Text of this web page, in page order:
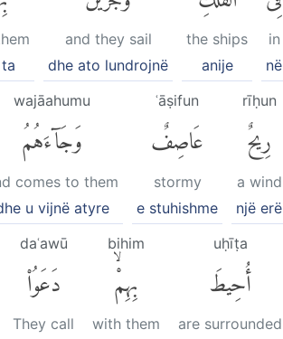
in
në
the ships
anije
and they sail
dhe ato lundrojnë
rīḥun
رِيحٌ
a wind
një erë
ʿāṣifun
عَاصِفٌ
stormy
e stuhishme
wajāahumu
وَجَآءَهُمُ
comes to them
u vijnë atyre
uḥīṭa
أُحِيطَ
are surrounded
bihim
بِهِمْۙ
with them
daʿawū
دَعَوُا۟
They call